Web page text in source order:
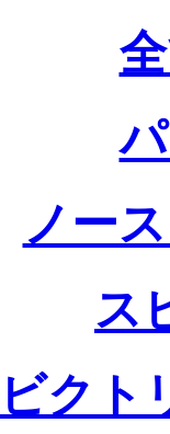
ノー
ス
ビクト